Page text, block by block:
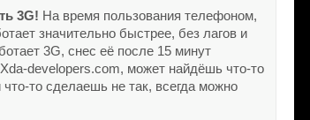
3G! На время пользования телефоном,
значительно быстрее, без лагов и
3G, снес её после 15 минут
developers.com, может найдёшь что-то
то сделаешь не так, всегда можно